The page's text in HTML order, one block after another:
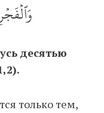
وَٱلۡفَجۡرِ ١ وَلَيَالٍ
десятью
только тем,